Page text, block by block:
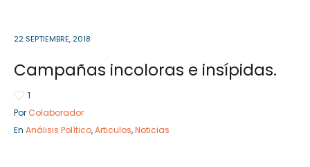
22 SEPTIEMBRE, 2018
Campañas incoloras e insípidas.
1
Por Colaborador
En Análisis Político,Articulos,Noticias